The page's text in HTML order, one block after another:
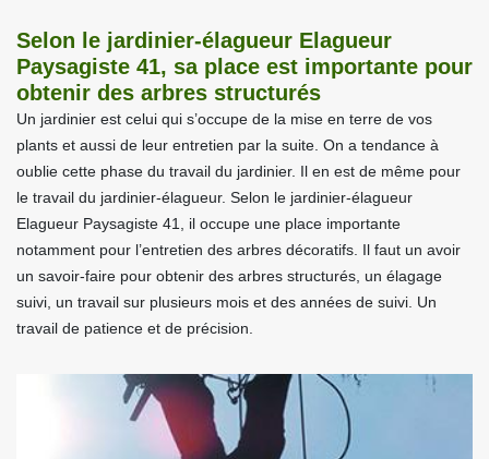
Selon le jardinier-élagueur Elagueur
Paysagiste 41, sa place est importante pour
obtenir des arbres structurés
Un jardinier est celui qui s’occupe de la mise en terre de vos
plants et aussi de leur entretien par la suite. On a tendance à
oublie cette phase du travail du jardinier. Il en est de même pour
le travail du jardinier-élagueur. Selon le jardinier-élagueur
Elagueur Paysagiste 41, il occupe une place importante
notamment pour l’entretien des arbres décoratifs. Il faut un avoir
un savoir-faire pour obtenir des arbres structurés, un élagage
suivi, un travail sur plusieurs mois et des années de suivi. Un
travail de patience et de précision.